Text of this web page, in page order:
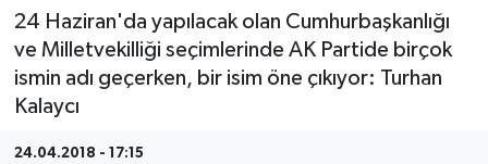
24 Haziran'da yapılacak olan Cumhurbaşkanlığı
ve Milletvekilliği seçimlerinde AK Partide birçok
ismin adı geçerken, bir isim öne çıkıyor: Turhan
Kalaycı
24.04.2018 - 17:15
Magazin
Medya
Haber Arşivi